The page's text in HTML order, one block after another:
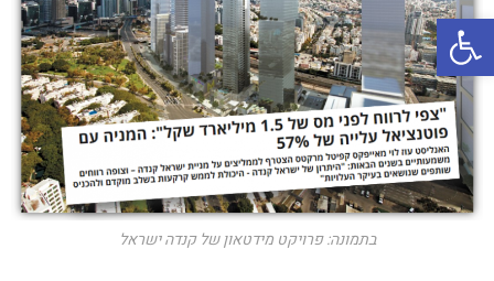
פתח סרגל נגישות
בתמונה: פרויקט מידטאון של קנדה ישראל